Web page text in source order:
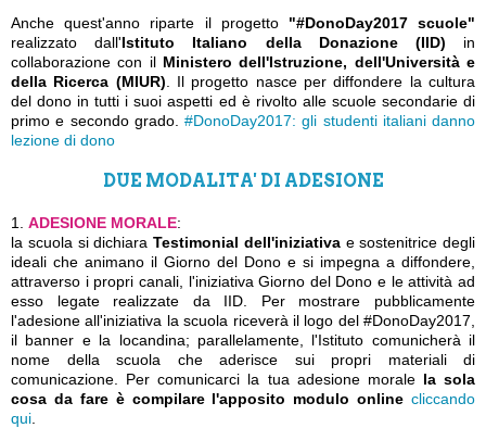
Anche quest'anno riparte il progetto "#DonoDay2017 scuole"
realizzato dall'Istituto Italiano della Donazione (IID) in
collaborazione con il Ministero dell'Istruzione, dell'Università e
della Ricerca (MIUR) . Il progetto nasce per diffondere la cultura
del dono in tutti i suoi aspetti ed è rivolto alle scuole secondarie di
primo e secondo grado. #DonoDay2017: gli studenti italiani danno
lezione di dono
DUE MODALITA' DI ADESIONE
1. ADESIONE MORALE:
la scuola si dichiara Testimonial dell'iniziativae sostenitrice degli
ideali che animano il Giorno del Dono e si impegna a diffondere,
attraverso i propri canali, l'iniziativa Giorno del Dono e le attività ad
esso legate realizzate da IID. Per mostrare pubblicamente
l'adesione all'iniziativa la scuola riceverà il logo del #DonoDay2017,
il banner e la locandina; parallelamente, l'Istituto comunicherà il
nome della scuola che aderisce sui propri materiali di
comunicazione. Per comunicarci la tua adesione morale la sola
cosa da fare è compilare l'apposito modulo online cliccando
qui